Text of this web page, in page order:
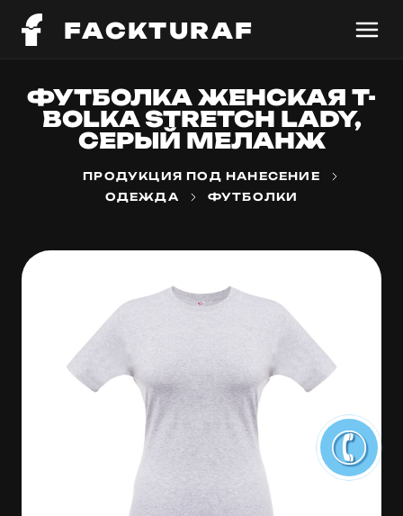
FACKTURAF
ФУТБОЛКА ЖЕНСКАЯ T-
BOLKA STRETCH LADY,
СЕРЫЙ МЕЛАНЖ
ПРОДУКЦИЯ ПОД НАНЕСЕНИЕ
ОДЕЖДА
ФУТБОЛКИ